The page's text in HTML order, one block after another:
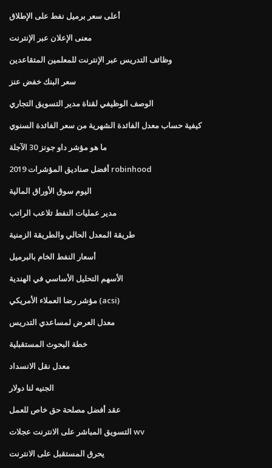
أعلى سعر برميل نفط على الإطلاق
معنى الإعلان عبر الإنترنت
وظائف التدريس عبر الإنترنت للمعلمين المتقاعدين
سعر البنك خفض عنز
الوصف الوظيفي لقناة مدير التسويق التجاري
كيفية حساب معدل الفائدة الشهرية من سعر الفائدة السنوي
ما هو مؤشر داو جونز 30 الآجلة
أفضل صناديق المؤشرات 2019 robinhood
اليوم سوق الأوراق المالية
مدير عمليات النفط تلاعب الراتب
طريقة المعدل الحالي والطريقة الزمنية
أسعار النفط الخام بالبرميل
الأسهم التحليل الأساسي في الهندية
مؤشر رضا العملاء الأمريكي (acsi)
معدل العرض لمساعدي التدريس
خطة البحوث المستقبلية
معدل نقل الانسداد
الجنيه لنا دولار
عقد أفضل مصلحة حق خاص للعمل
التسويق المباشر على الانترنت عجلات wv
يحرق المستقبل على الانترنت